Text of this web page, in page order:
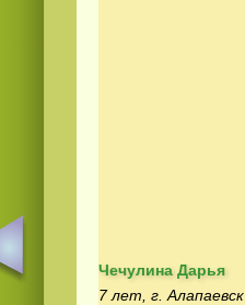
Чечулина Дарья
7 лет, г. Алапаевск